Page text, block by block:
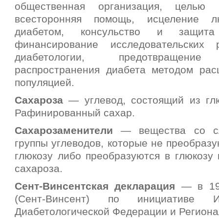
общественная организация, целью
всесторонняя помощь, исцеление
диабетом, консульство и
финансирование
диабетологии, предотвращение
распространения диабета методом
популяцией.
Сахароза — углевод, состоящий из
Рафинированный сахар.
Сахарозаменители — вещества со
группы углеводов, которые не
глюкозу либо преобразуются в
сахароза.
Сент-Винсентская декларация — в
(Сент-Винсент) по инициативе
Диабетологической Федерации и